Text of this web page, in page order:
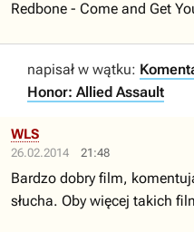
Redbone - Come and Get
napisał w wątku:
Honor: Allied Assault
26.02.2014 21:48
WLS
Bardzo dobry film,
słucha. Oby więcej takich